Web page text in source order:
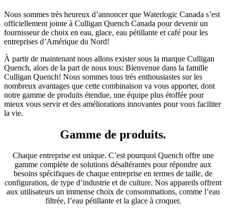
Nous sommes très heureux d’annoncer que Waterlogic Canada s’est
officiellement jointe à Culligan Quench Canada pour devenir un
fournisseur de choix en eau, glace, eau pétillante et café pour les
entreprises d’Amérique du Nord!
À partir de maintenant nous allons exister sous la marque Culligan
Quench, alors de la part de nous tous: Bienvenue dans la famille
Culligan Quench! Nous sommes tous très enthousiastes sur les
nombreux avantages que cette combinaison va vous apporter, dont
notre gamme de produits étendue, une équipe plus étoffée pour
mieux vous servir et des améliorations innovantes pour vous faciliter
la vie.
Gamme de produits.
Chaque entreprise est unique. C’est pourquoi Quench offre une
gamme complète de solutions désaltérantes pour répondre aux
besoins spécifiques de chaque entreprise en termes de taille, de
configuration, de type d’industrie et de culture. Nos appareils offrent
aux utilisateurs un immense choix de consommations, comme l’eau
filtrée, l’eau pétillante et la glace à croquer.